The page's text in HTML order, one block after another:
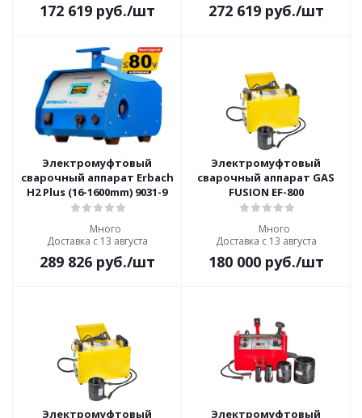
172 619руб./шт 272 619руб./шт
Электромуфтовый
сварочный аппарат Erbach
H2 Plus (16-1600mm) 9031-9
Много
Доставка с 13 августа
289 826руб./шт
Электромуфтовый
сварочный аппарат GAS
FUSION EF-800
Много
Доставка с 13 августа
180 000руб./шт
Электромуфтовый Электромуфтовый